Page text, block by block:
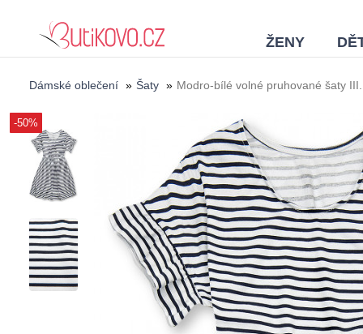
ŽENY
Dámské oblečení » Šaty » Modro-bílé volné pruhované šaty III.
-50%